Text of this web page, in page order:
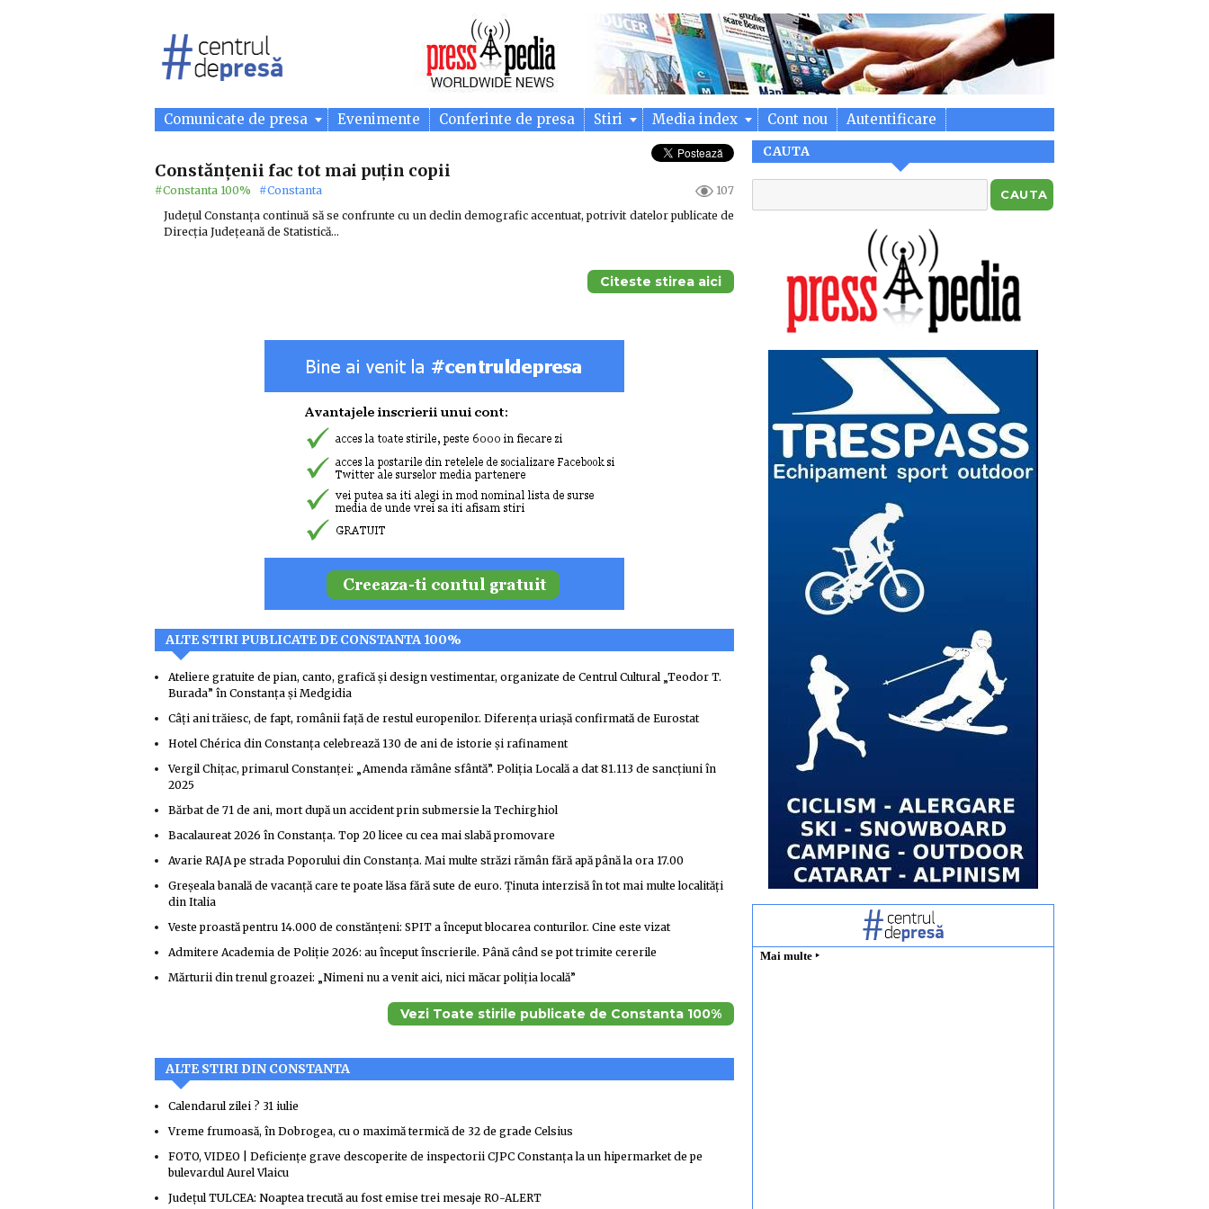
Comunicate de presa Evenimente Conferinte de presa Stiri Media index Cont nou Autentificare
Constănțenii fac tot mai puțin copii
#Constanta 100% #Constanta
107
Județul Constanța continuă să se confrunte cu un declin demografic accentuat, potrivit datelor publicate de
Direcția Județeană de Statistică…
Citeste stirea aici
ALTE STIRI PUBLICATE DE CONSTANTA 100%
Ateliere gratuite de pian, canto, grafică și design vestimentar, organizate de Centrul Cultural „Teodor T.
Burada” în Constanța și Medgidia
Câți ani trăiesc, de fapt, românii față de restul europenilor. Diferența uriașă confirmată de Eurostat
Hotel Chérica din Constanța celebrează 130 de ani de istorie și rafinament
Vergil Chițac, primarul Constanței: „Amenda rămâne sfântă”. Poliția Locală a dat 81.113 de sancțiuni în
2025
Bărbat de 71 de ani, mort după un accident prin submersie la Techirghiol
Bacalaureat 2026 în Constanța. Top 20 licee cu cea mai slabă promovare
Avarie RAJA pe strada Poporului din Constanța. Mai multe străzi rămân fără apă până la ora 17.00
Greșeala banală de vacanță care te poate lăsa fără sute de euro. Ținuta interzisă în tot mai multe localități
din Italia
Veste proastă pentru 14.000 de constănțeni: SPIT a început blocarea conturilor. Cine este vizat
Admitere Academia de Poliție 2026: au început înscrierile. Până când se pot trimite cererile
Mărturii din trenul groazei: „Nimeni nu a venit aici, nici măcar poliția locală”
Vezi Toate stirile publicate de Constanta 100%
ALTE STIRI DIN CONSTANTA
Calendarul zilei ? 31 iulie
Vreme frumoasă, în Dobrogea, cu o maximă termică de 32 de grade Celsius
FOTO, VIDEO | Deficiențe grave descoperite de inspectorii CJPC Constanța la un hipermarket de pe
bulevardul Aurel Vlaicu
Județul TULCEA: Noaptea trecută au fost emise trei mesaje RO-ALERT
CAUTA